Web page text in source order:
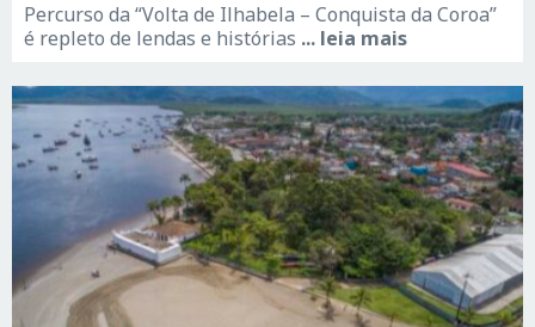
Percurso da “Volta de Ilhabela – Conquista da Coroa”
é repleto de lendas e histórias ... leia mais